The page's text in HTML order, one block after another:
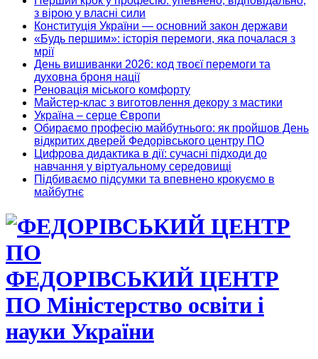
з вірою у власні сили
Конституція України — основний закон держави
«Будь першим»: історія перемоги, яка почалася з
мрії
День вишиванки 2026: код твоєї перемоги та
духовна броня нації
Реновація міського комфорту
Майстер-клас з виготовлення декору з мастики
Україна – серце Європи
Обираємо професію майбутнього: як пройшов День
відкритих дверей Федорівського центру ПО
Цифрова дидактика в дії: сучасні підходи до
навчання у віртуальному середовищі
Підбиваємо підсумки та впевнено крокуємо в
майбутнє
ФЕДОРІВСЬКИЙ ЦЕНТР
ПО Міністерство освіти і
науки України